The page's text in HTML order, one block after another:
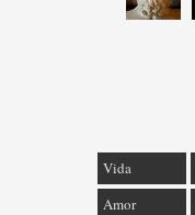
Vida
Amor